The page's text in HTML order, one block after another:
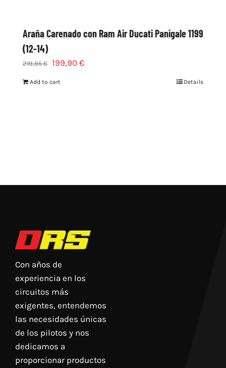
Araña Carenado con Ram Air Ducati Panigale 1199
(12-14)
219,95€ 199,90 €
Add to cart Details
Con años de
experiencia en los
circuitos más
exigentes, entendemos
las necesidades únicas
de los pilotos y nos
dedicamos a
proporcionar productos